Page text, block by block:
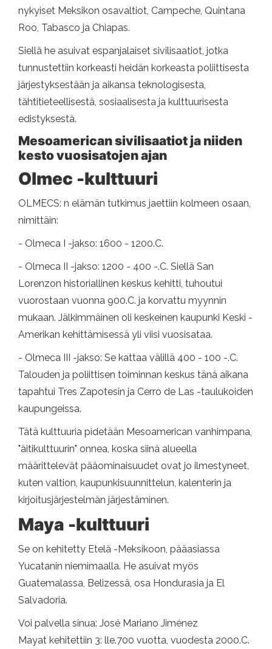
nykyiset Meksikon osavaltiot, Campeche, Quintana
Roo, Tabasco ja Chiapas.
Siellä he asuivat espanjalaiset sivilisaatiot, jotka
tunnustettiin korkeasti heidän korkeasta poliittisesta
järjestyksestään ja aikansa teknologisesta,
tähtitieteellisestä, sosiaalisesta ja kulttuurisesta
edistyksestä.
Mesoamerican sivilisaatiot ja niiden
kesto vuosisatojen ajan
Olmec -kulttuuri
OLMECS: n elämän tutkimus jaettiin kolmeen osaan,
nimittäin:
- Olmeca I -jakso: 1600 - 1200.C.
- Olmeca II -jakso: 1200 - 400 -.C. Siellä San
Lorenzon historiallinen keskus kehitti, tuhoutui
vuorostaan ​​vuonna 900.C. ja korvattu myynnin
mukaan. Jälkimmäinen oli keskeinen kaupunki Keski -
Amerikan kehittämisessä yli viisi vuosisataa.
- Olmeca III -jakso: Se kattaa välillä 400 - 100 -.C.
Talouden ja poliittisen toiminnan keskus tänä aikana
tapahtui Tres Zapotesin ja Cerro de Las -taulukoiden
kaupungeissa.
Tätä kulttuuria pidetään Mesoamerican vanhimpana,
"äitikulttuurin" onnea, koska siinä alueella
määrittelevät pääominaisuudet ovat jo ilmestyneet,
kuten valtion, kaupunkisuunnittelun, kalenterin ja
kirjoitusjärjestelmän järjestäminen.
Maya -kulttuuri
Se on kehitetty Etelä -Meksikoon, pääasiassa
Yucatanin niemimaalla. He asuivat myös
Guatemalassa, Belizessä, osa Hondurasia ja El
Salvadoria.
Voi palvella sinua: José Mariano Jiménez
Mayat kehitettiin 3: lle.700 vuotta, vuodesta 2000.C.